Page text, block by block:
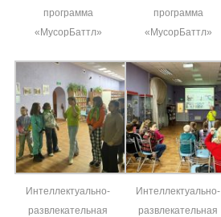
программа
«МусорБаттл»
программа
«МусорБаттл»
Интеллектуально-
развлекательная
Интеллектуально-
развлекательная